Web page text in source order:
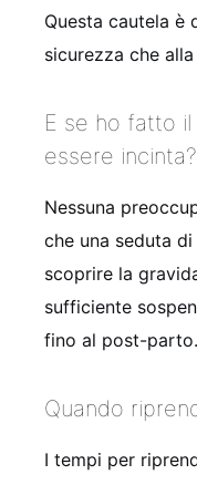
Questa cautela è
sicurezza che
E se ho fatto
essere incinta?
Nessuna
che una seduta
scoprire la
sufficiente
fino al post-parto.
Quando
I tempi per